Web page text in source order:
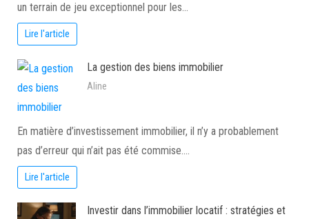
un terrain de jeu exceptionnel pour les…
Lire l'article
La gestion des biens immobilier
Aline
En matière d’investissement immobilier, il n’y a probablement
pas d’erreur qui n’ait pas été commise.…
Lire l'article
Investir dans l’immobilier locatif : stratégies et